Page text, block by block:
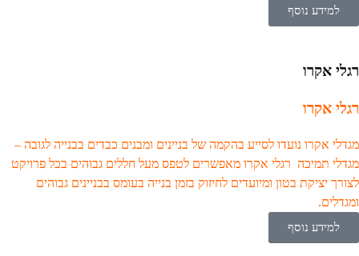
למידע נוסף
רגלי אקרו
רגלי אקרו
מגדלי אקרו נועדו לסייע בהקמה של בניינים ומבנים כבדים בבנייה לגובה –
מגדלי תמיכה רגלי אקרו מאפשרים לטפס מעל חללים גבוהים בכל פרויקט
לצורך יציקת בטון ומיועדים לחיזוק בזמן בנייה בעומס בבניינים גבוהים
ומגדלים.
למידע נוסף